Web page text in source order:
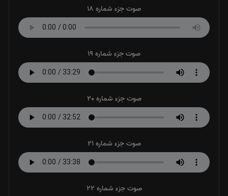
صوت جزء شماره 18
صوت جزء شماره 19
صوت جزء شماره 20
صوت جزء شماره 21
صوت جزء شماره 22